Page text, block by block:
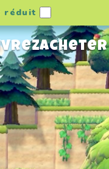
réduit
Acheter